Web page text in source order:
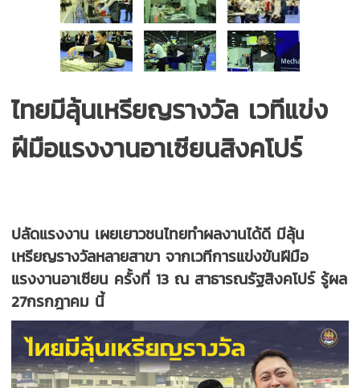
ไทยมีลุ้นเหรียญรางวัล เวทีแข่ง
ฝีมือแรงงานอาเซียนสิงคโปร์
ปลัดแรงงาน เผยเยาวชนไทยทำผลงานได้ดี มีลุ้น
เหรียญรางวัลหลายสาขา จากเวทีการแข่งขันฝีมือ
แรงงานอาเซียน ครั้งที่ 13 ณ สาธารณรัฐสิงคโปร์ รู้ผล
27กรกฎาคม นี้